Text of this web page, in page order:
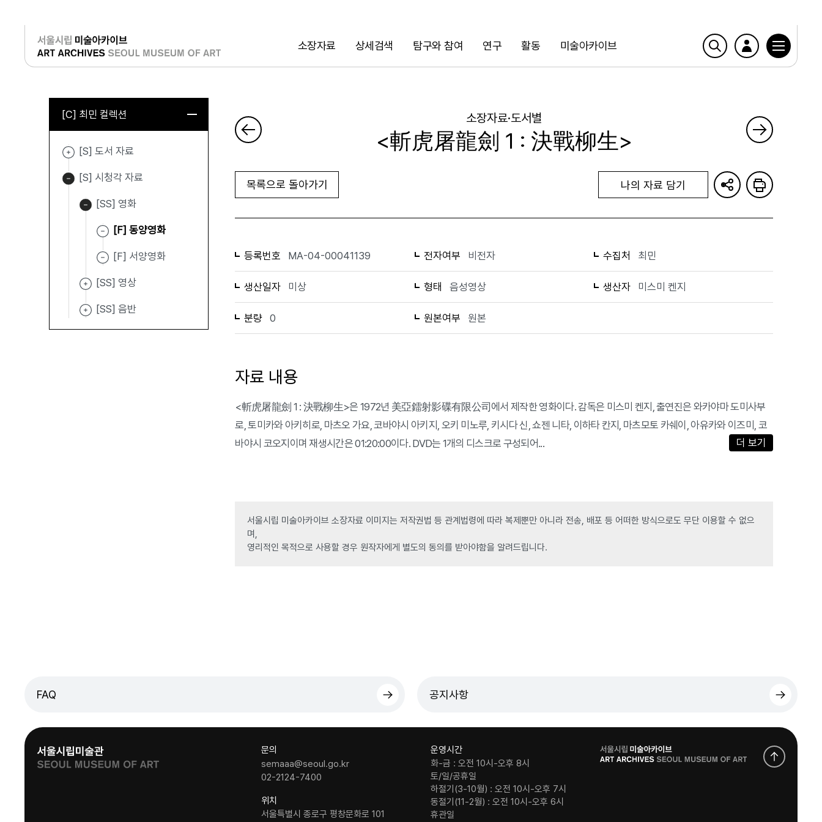
소장자료 상세검색 탐구와 참여 연구 활동 미술아카이브
검색
로그인
[C] 최민 컬렉션
[S] 도서 자료
[S] 시청각 자료
[SS] 영화
[F] 동양영화
[F] 서양영화
[SS] 영상
[SS] 음반
소장자료·도서별
<斬虎屠龍劍 1 : 決戰柳生>
목록으로 돌아가기 나의 자료 담기
등록번호 MA-04-00041139 전자여부 비전자 수집처 최민
생산일자 미상 형태 음성영상 생산자 미스미 켄지
분량 0 원본여부 원본
자료 내용
<斬虎屠龍劍 1 : 決戰柳生>은 1972년 美亞鐳射影碟有限公司에서 제작한 영화이다. 감독은 미스미 켄지, 출연진은 와카야마 도미사부
로, 토미카와 아키히로, 마츠오 가요, 코바야시 아키지, 오키 미노루, 키시다 신, 쇼젠 니타, 이하타 칸지, 마츠모토 카쉐이, 아유카와 이즈미, 코
바야시 코오지이며 재생시간은 01:20:00이다. DVD는 1개의 디스크로 구성되어...
더 보기
서울시립 미술아카이브 소장자료 이미지는 저작권법 등 관계법령에 따라 복제뿐만 아니라 전송, 배포 등 어떠한 방식으로도 무단 이용할 수 없으
며,
영리적인 목적으로 사용할 경우 원작자에게 별도의 동의를 받아야함을 알려드립니다.
FAQ 공지사항
문의
semaaa@seoul.go.kr
02-2124-7400
위치
서울특별시 종로구 평창문화로 101
운영시간
화-금 : 오전 10시-오후 8시
토/일/공휴일
하절기(3-10월) : 오전 10시-오후 7시
동절기(11-2월) : 오전 10시-오후 6시
휴관일
로
고